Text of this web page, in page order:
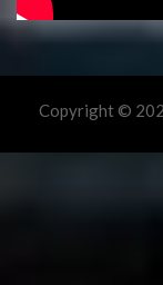
Copyright ©